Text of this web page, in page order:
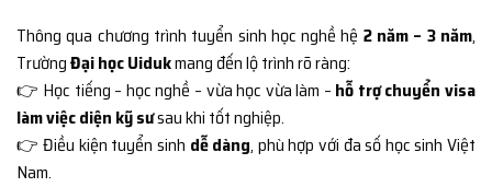
Thông qua chương trình tuyển sinh học nghề hệ 2 năm – 3 năm,
TrườngĐại học Uidukmang đến lộ trình rõ ràng:
👉 Học tiếng – học nghề – vừa học vừa làm – hỗ trợ chuyển visa
làm việc diện kỹ sưsau khi tốt nghiệp.
👉 Điều kiện tuyển sinh dễ dàng, phù hợp với đa số học sinh Việt
Nam.